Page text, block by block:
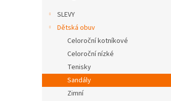
a
n
SLEVY
Dětská obuv
Celoroční kotníkové
Celoroční nízké
Tenisky
Sandály
Zimní